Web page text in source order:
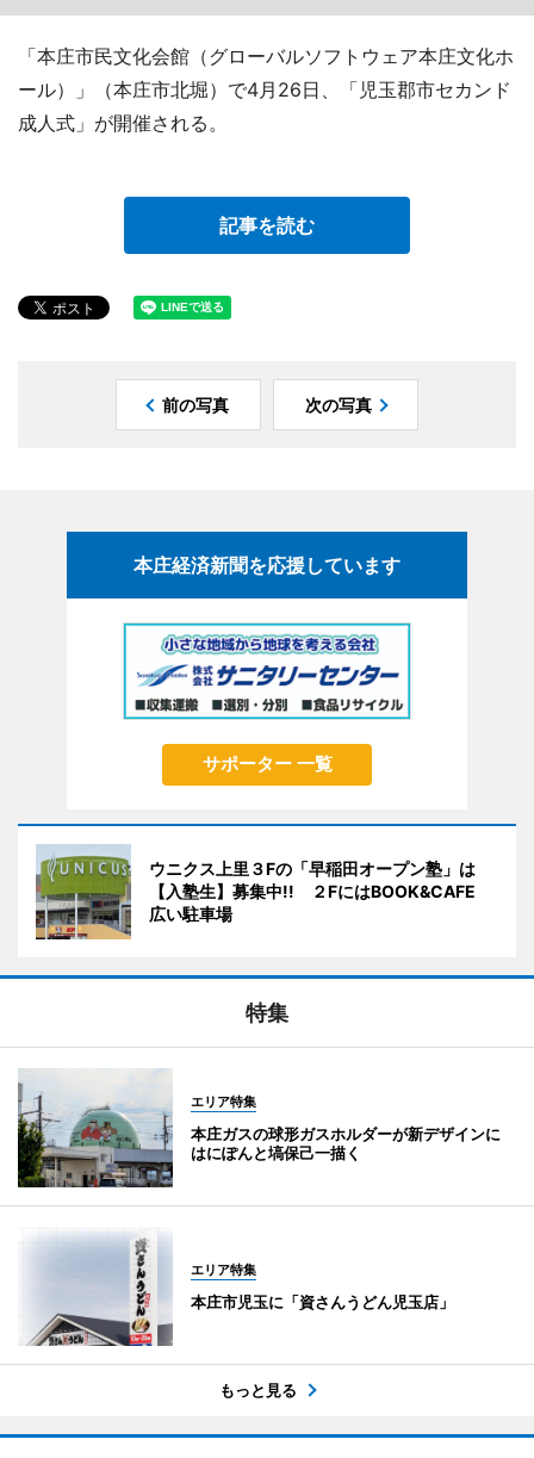
「本庄市民文化会館（グローバルソフトウェア本庄文化ホ
ール）」（本庄市北堀）で4月26日、「児玉郡市セカンド
成人式」が開催される。
記事を読む
前の写真 次の写真
本庄経済新聞を応援しています
サポーター 一覧
ウニクス上里３Fの「早稲田オープン塾」は
【入塾生】募集中!! ２FにはBOOK&CAFE
広い駐車場
特集
エリア特集
本庄ガスの球形ガスホルダーが新デザインに
はにぽんと塙保己一描く
エリア特集
本庄市児玉に「資さんうどん児玉店」
もっと見る